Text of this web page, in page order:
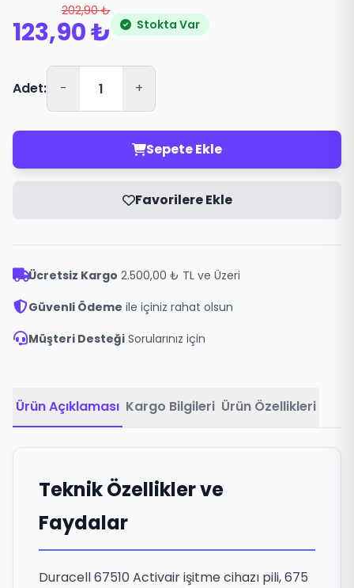
202,90 ₺
123,90 ₺ Stokta Var
Adet: - +
Sepete Ekle
Favorilere Ekle
Ücretsiz Kargo 2.500,00 ₺ TL ve Üzeri
Güvenli Ödeme ile içiniz rahat olsun
Müşteri Desteği Sorularınız için
Ürün Açıklaması Kargo Bilgileri Ürün Özellikleri
Teknik Özellikler ve
Faydalar
Duracell 67510 Activair işitme cihazı pili, 675